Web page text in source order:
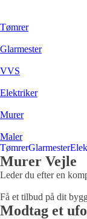
Tømrer
Glarmester
VVS
Elektriker
Murer
Maler
TømrerGlarmester
Murer Vejle
Leder du efter en
Få et tilbud på dit
Modtag et